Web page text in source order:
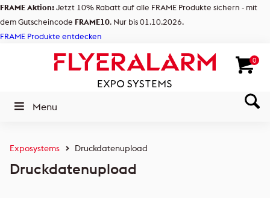
FRAME Aktion:Jetzt 10% Rabatt auf alle FRAME Produkte sichern - mit
dem Gutscheincode FRAME10. Nur bis 01.10.2026.
FRAME Produkte entdecken
0
Menu
Exposystems Druckdatenupload
Druckdatenupload